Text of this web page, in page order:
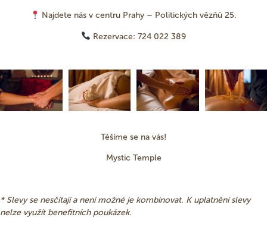
Najdete nás v centru Prahy – Politických vězňů 25.
Rezervace: 724 022 389
Těšíme se na vás!
Mystic Temple
* Slevy se nesčítají a není možné je kombinovat. K uplatnění slevy
nelze využít benefitních poukázek.